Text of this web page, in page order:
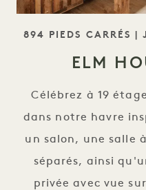
SLOGAN
894 PIEDS CARRÉS |
ELM
Célébrez à 19
dans notre havre
un salon, une salle
séparés, ainsi
privée avec vue